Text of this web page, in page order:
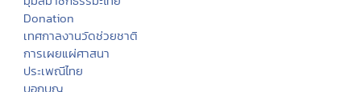
Donation
เทศกาลงานวัดช่วยชาติ
การเผยแผ่ศาสนา
ประเพณีไทย
บอกบุญ